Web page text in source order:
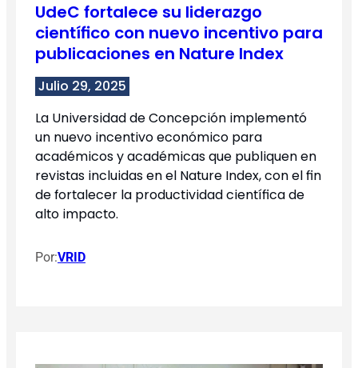
UdeC fortalece su liderazgo
científico con nuevo incentivo para
publicaciones en Nature Index
Julio 29, 2025
La Universidad de Concepción implementó
un nuevo incentivo económico para
académicos y académicas que publiquen en
revistas incluidas en el Nature Index, con el fin
de fortalecer la productividad científica de
alto impacto.
Por:VRID